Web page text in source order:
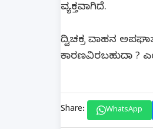
ವ್ಯಕ್ತವಾಗಿದೆ.
ದ್ವಿಚಕ್ರ ವಾಹನ
ಕಾರಣವಿರಬಹುದಾ ?
Share: WhatsApp